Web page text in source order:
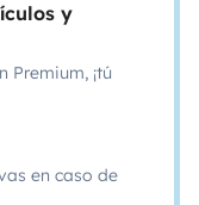
y
Premium, ¡tú
en caso de